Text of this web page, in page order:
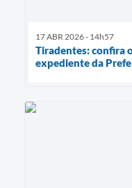
17 ABR 2026 - 14h57
Tiradentes: confira
expediente da